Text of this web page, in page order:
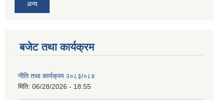
अन्य
बजेट तथा कार्यक्रम
नीति तथा कार्यक्रम २०८३/०८४
मिति: 06/28/2026 - 18:55